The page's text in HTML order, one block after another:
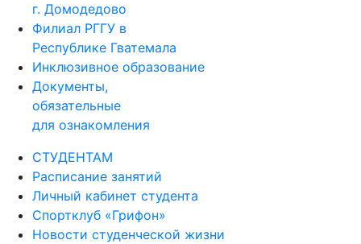
г. Домодедово
Филиал РГГУ в
Республике Гватемала
Инклюзивное образование
Документы,
обязательные
для ознакомления
СТУДЕНТАМ
Расписание занятий
Личный кабинет студента
Спортклуб «Грифон»
Новости студенческой жизни